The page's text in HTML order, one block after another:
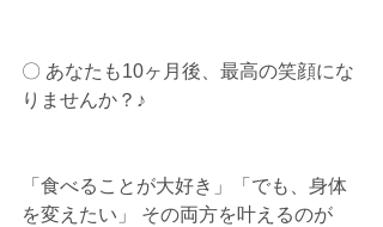
〇 あなたも10ヶ月後、最高の笑顔にな
りませんか？♪
「食べることが大好き」「でも、身体
を変えたい」 その両方を叶えるのが